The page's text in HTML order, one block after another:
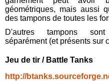
géométriques, mais aussi
des tampons de toutes les
D'autres tampons sont
séparément (et présents sur
Jeu de tir / Battle Tanks
http://